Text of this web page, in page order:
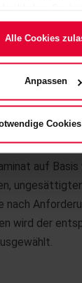
Mehr dazu
zu ändern
Alle Cookies
Anpassen
aus
nach DIN
auf Basis
nach
wird der